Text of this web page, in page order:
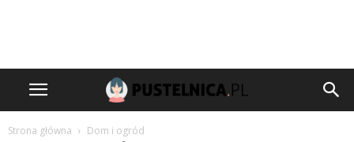
Strona główna Dom i ogród